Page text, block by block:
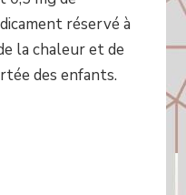
réservé à
la chaleur et de
des enfants.